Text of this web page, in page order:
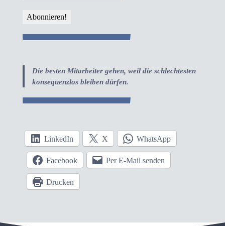
Die besten Mitarbeiter gehen, weil die schlechtesten
konsequenzlos bleiben dürfen.
LinkedIn X WhatsApp
Facebook Per E-Mail senden
Drucken